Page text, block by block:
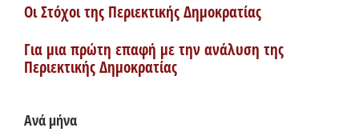
Οι Στόχοι της Περιεκτικής Δημοκρατίας
Για μια πρώτη επαφή με την ανάλυση της
Περιεκτικής Δημοκρατίας
Ανά μήνα